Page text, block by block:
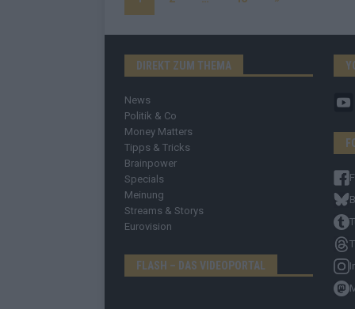
DIREKT ZUM THEMA
News
Politik & Co
Money Matters
Tipps & Tricks
Brainpower
Specials
Meinung
Streams & Storys
Eurovision
FLASH – DAS VIDEOPORTAL